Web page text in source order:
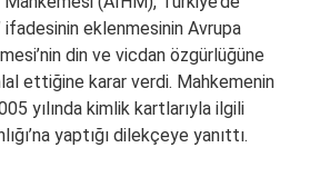
ifadesinin eklenmesinin Avrupa
din ve vicdan özgürlüğüne
ettiğine karar verdi. Mahkemenin
yılında kimlik kartlarıyla ilgili
yaptığı dilekçeye yanıttı.